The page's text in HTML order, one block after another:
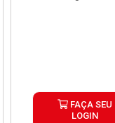
FAÇA SEU
LOGIN